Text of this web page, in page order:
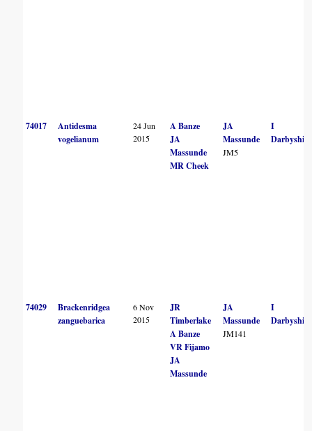
74017
Antidesma
vogelianum
24 Jun
2015
A Banze
JA
Massunde
MR Cheek
JA
Massunde
JM5
I
Darbyshire
74029
Brackenridgea
zanguebarica
6 Nov
2015
JR
Timberlake
A Banze
VR Fijamo
JA
Massunde
JA
Massunde
JM141
I
Darbyshire